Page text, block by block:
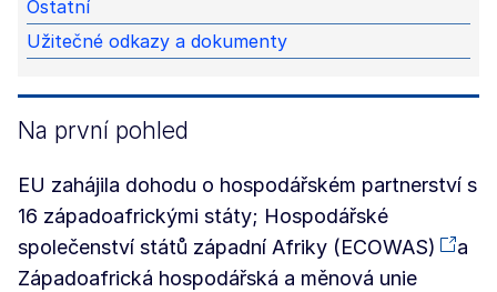
Ostatní
Užitečné odkazy a dokumenty
Na první pohled
EU zahájila dohodu o hospodářském partnerství s
16 západoafrickými státy; Hospodářské
společenství států západní Afriky (ECOWAS)
a
Západoafrická hospodářská a měnová unie